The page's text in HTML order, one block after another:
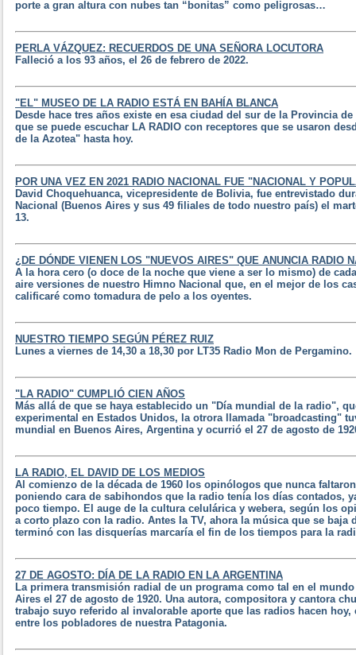
porte a gran altura con nubes tan “bonitas” como peligrosas…
PERLA VÁZQUEZ: RECUERDOS DE UNA SEÑORA LOCUTORA
Falleció a los 93 años, el 26 de febrero de 2022.
"EL" MUSEO DE LA RADIO ESTÁ EN BAHÍA BLANCA
Desde hace tres años existe en esa ciudad del sur de la Provincia
que se puede escuchar LA RADIO con receptores que se usaron
de la Azotea" hasta hoy.
POR UNA VEZ EN 2021 RADIO NACIONAL FUE "NACIONAL Y
David Choquehuanca, vicepresidente de Bolivia, fue entrevistado
Nacional (Buenos Aires y sus 49 filiales de todo nuestro país) el
13.
¿DE DÓNDE VIENEN LOS "NUEVOS AIRES" QUE ANUNCIA RADIO
A la hora cero (o doce de la noche que viene a ser lo mismo) de
aire versiones de nuestro Himno Nacional que, en el mejor de los
calificaré como tomadura de pelo a los oyentes.
NUESTRO TIEMPO SEGÚN PÉREZ RUIZ
Lunes a viernes de 14,30 a 18,30 por LT35 Radio Mon de Pergamino.
"LA RADIO" CUMPLIÓ CIEN AÑOS
Más allá de que se haya establecido un "Día mundial de la radio",
experimental en Estados Unidos, la otrora llamada "broadcasting"
mundial en Buenos Aires, Argentina y ocurrió el 27 de agosto de
LA RADIO, EL DAVID DE LOS MEDIOS
Al comienzo de la década de 1960 los opinólogos que nunca
poniendo cara de sabihondos que la radio tenía los días contados,
poco tiempo. El auge de la cultura celulárica y webera, según los
a corto plazo con la radio. Antes la TV, ahora la música que se baja
terminó con las disquerías marcaría el fin de los tiempos para la
27 DE AGOSTO: DÍA DE LA RADIO EN LA ARGENTINA
La primera transmisión radial de un programa como tal en el
Aires el 27 de agosto de 1920. Una autora, compositora y cantora
trabajo suyo referido al invalorable aporte que las radios hacen hoy,
entre los pobladores de nuestra Patagonia.